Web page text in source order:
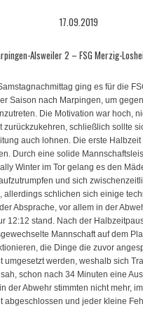
17.09.2019
Alsweiler 2 – FSG Merzig-
ging es für die
Saison nach Marpingen, um
Die Motivation war hoch,
zurückzukehren, schließlich sollte
auch lohnen. Die erste
Durch eine solide
Winter im Tor gelang es den
und sich
allerdings schlichen sich einige
Absprache, vor allem in der
12:12 stand. Nach der
Mannschaft auf dem
die Dinge die zuvor
umgesetzt werden, weshalb sich
schon nach 34 Minuten eine
der Abwehr stimmten nicht mehr,
abgeschlossen und jeder kleine